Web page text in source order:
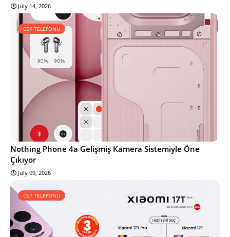
July 14, 2026
CEP TELEFONU
Nothing Phone 4a Gelişmiş Kamera Sistemiyle Öne
Çıkıyor
July 09, 2026
CEP TELEFONU